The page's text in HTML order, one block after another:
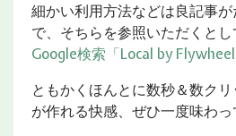
細かい利用方法などは良記事
で、そちらを参照いただくとし
Google検索「Local by Flywheel
ともかくほんとに数秒＆数ク
が作れる快感、ぜひ一度味わっ